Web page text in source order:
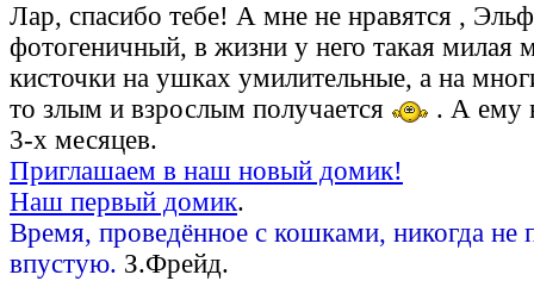
Лар, спасибо тебе! А мне не нравятся ,
фотогеничный, в жизни у него такая милая
кисточки на ушках умилительные, а на
то злым и взрослым получается
. А ему
3-х месяцев.
Приглашаем в наш новый домик!
Наш первый домик.
Время, проведённое с кошками, никогда не
впустую. З.Фрейд.